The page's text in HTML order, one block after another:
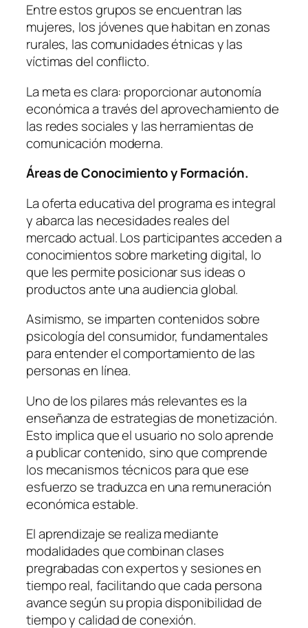
Entre estos grupos se encuentran las
mujeres, los jóvenes que habitan en zonas
rurales, las comunidades étnicas y las
víctimas del conflicto.
La meta es clara: proporcionar autonomía
económica a través del aprovechamiento de
las redes sociales y las herramientas de
comunicación moderna.
Áreas de Conocimiento y Formación.
La oferta educativa del programa es integral
y abarca las necesidades reales del
mercado actual. Los participantes acceden a
conocimientos sobre marketing digital, lo
que les permite posicionar sus ideas o
productos ante una audiencia global.
Asimismo, se imparten contenidos sobre
psicología del consumidor, fundamentales
para entender el comportamiento de las
personas en línea.
Uno de los pilares más relevantes es la
enseñanza de estrategias de monetización.
Esto implica que el usuario no solo aprende
a publicar contenido, sino que comprende
los mecanismos técnicos para que ese
esfuerzo se traduzca en una remuneración
económica estable.
El aprendizaje se realiza mediante
modalidades que combinan clases
pregrabadas con expertos y sesiones en
tiempo real, facilitando que cada persona
avance según su propia disponibilidad de
tiempo y calidad de conexión.